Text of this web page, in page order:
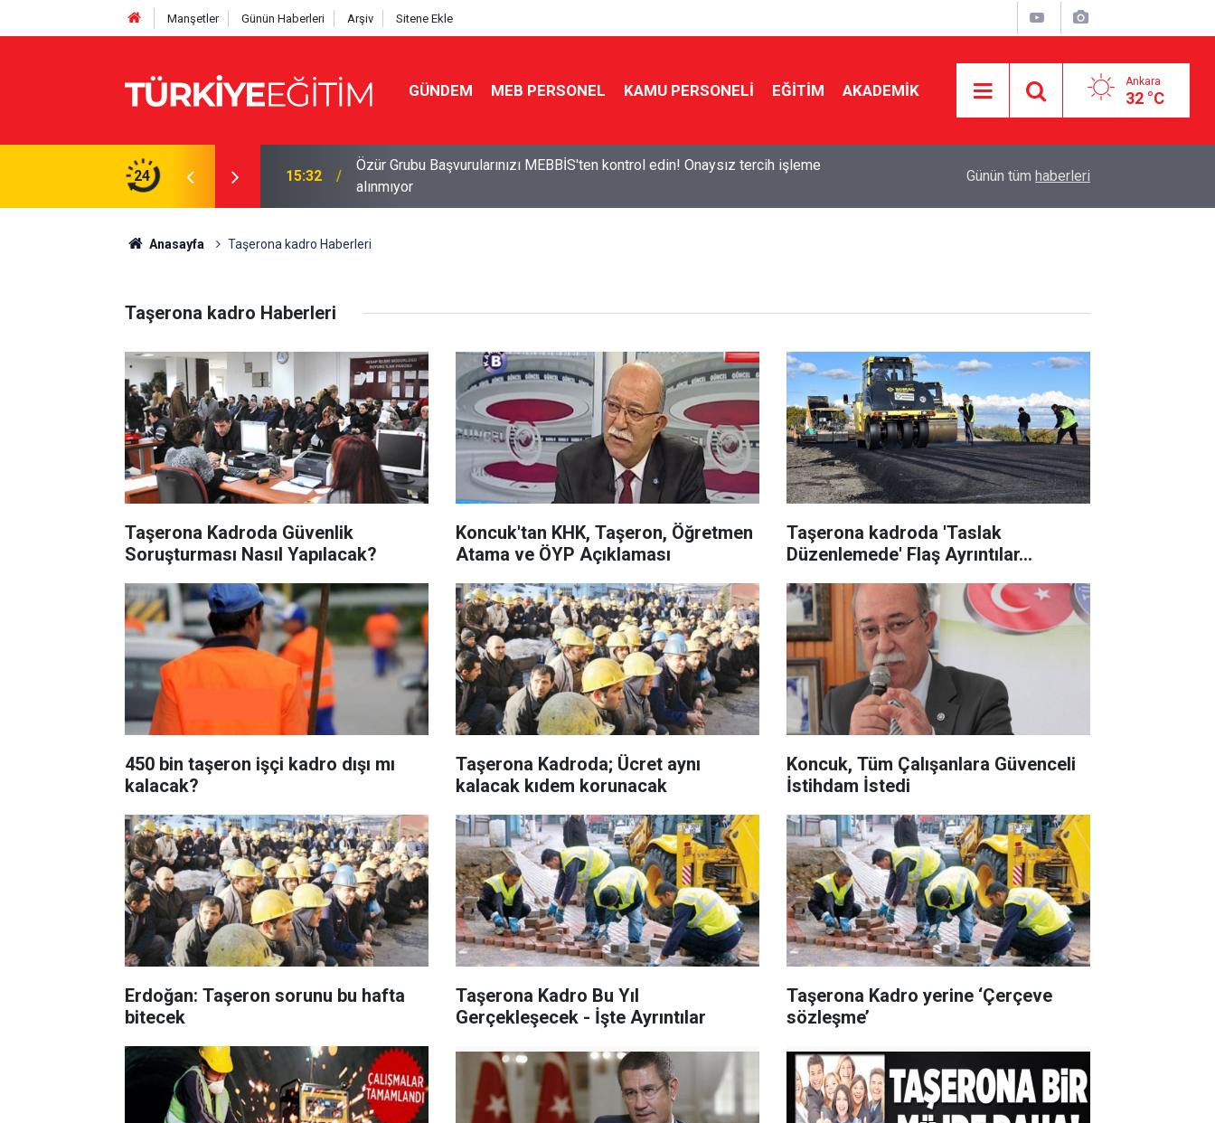
Manşetler Günün Haberleri Arşiv Sitene Ekle
GÜNDEM MEB PERSONEL KAMU PERSONELİ EĞİTİM AKADEMİK Ankara
32 °C
24
kontrol edin! Onaysız tercih işleme
15:29 Öğretmen ve Sınıf seçimi kurayla! 16 kritere göre sınıf dağıtımı yapılacak Okul Liderliğinde Karakter ve Donanımın
Günün tüm haberleri
Anasayfa Taşerona kadro Haberleri
Taşerona kadro Haberleri
Taşerona Kadroda Güvenlik
Soruşturması Nasıl Yapılacak?
Koncuk'tan KHK, Taşeron, Öğretmen
Atama ve ÖYP Açıklaması
Taşerona kadroda 'Taslak
Düzenlemede' Flaş Ayrıntılar...
450 bin taşeron işçi kadro dışı mı
kalacak?
Taşerona Kadroda; Ücret aynı
kalacak kıdem korunacak
Koncuk, Tüm Çalışanlara Güvenceli
İstihdam İstedi
Erdoğan: Taşeron sorunu bu hafta
bitecek
Taşerona Kadro Bu Yıl
Gerçekleşecek - İşte Ayrıntılar
Taşerona Kadro yerine ‘Çerçeve
sözleşme’